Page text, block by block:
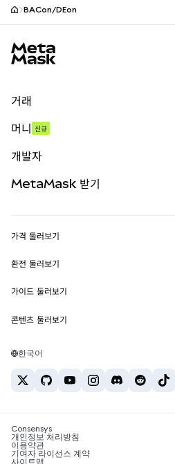
BACon/DEon
거래
무기한 선물
실물자산
머니 신규
개발자
MetaMask Connect
Snaps
웹3 서비스
MetaMask 받기
보안
고객 지원
채용
가격 둘러보기
이더리움 가격
솔라나 가격
테더 가격
환전 둘러보기
ETH를 USD로 환전
USDT를 INR로 환전
BTC를 INR로 환전
ETH를 USDT로 환전
가이드 둘러보기
ETH 매수
USDT 매수
SHIB 매수
BNB 매수
콘텐츠 둘러보기
솔라나 지갑
암호화폐 세금 뉴스
암호화폐 매수 방법
한국어
Consensys
개인정보 처리방침
이용약관
기여자 라이선스 계약
사이트맵